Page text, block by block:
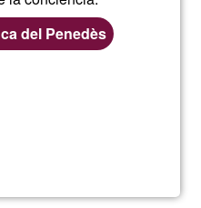
del Penedès